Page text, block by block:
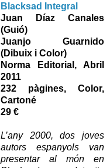
Blacksad Integral
Juan Díaz Canales
(Guió)
Juanjo Guarnido
(Dibuix i Color)
Norma Editorial, Abril
2011
232 pàgines, Color,
Cartoné
29 €
L’any 2000, dos joves
autors espanyols van
presentar al món en